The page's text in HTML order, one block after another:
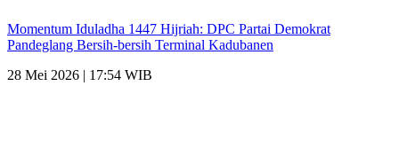
Momentum Iduladha 1447 Hijriah: DPC Partai Demokrat
Pandeglang Bersih-bersih Terminal Kadubanen
28 Mei 2026 | 17:54 WIB